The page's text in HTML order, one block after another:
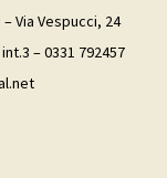
– Via Vespucci, 24
– 0331 792457